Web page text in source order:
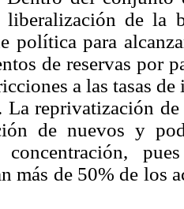
liberalización de la
política para
de reservas por
a las tasas
La reprivatización
de nuevos y
más de 50% de los